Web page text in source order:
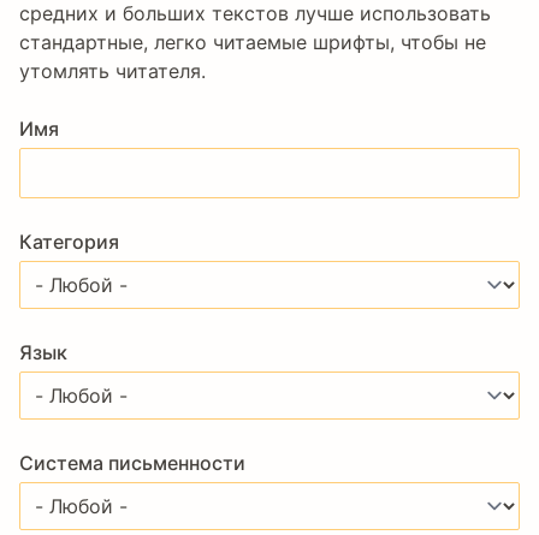
средних и больших текстов лучше использовать
стандартные, легко читаемые шрифты, чтобы не
утомлять читателя.
Имя
Категория
Язык
Система письменности